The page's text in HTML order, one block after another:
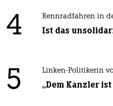
4 Rennradfahren in
Ist das
5 Linken-Politikerin
„Dem Kanzler